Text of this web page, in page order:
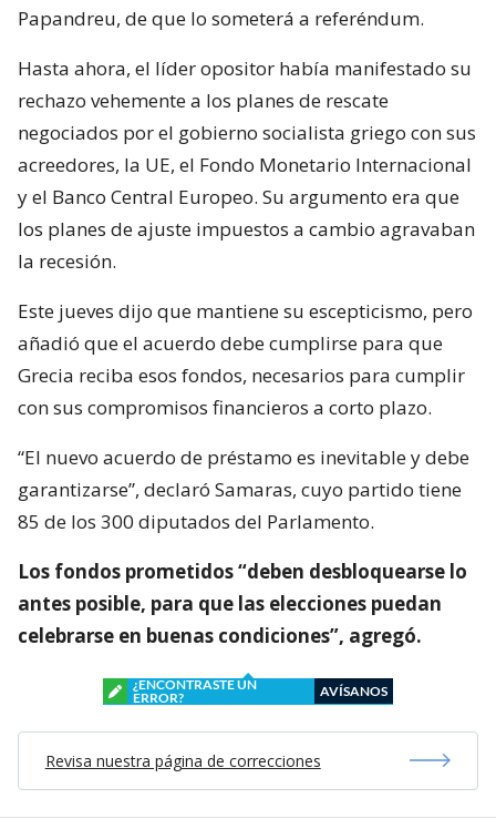
Papandreu, de que lo someterá a referéndum.
Hasta ahora, el líder opositor había manifestado su
rechazo vehemente a los planes de rescate
negociados por el gobierno socialista griego con sus
acreedores, la UE, el Fondo Monetario Internacional
y el Banco Central Europeo. Su argumento era que
los planes de ajuste impuestos a cambio agravaban
la recesión.
Este jueves dijo que mantiene su escepticismo, pero
añadió que el acuerdo debe cumplirse para que
Grecia reciba esos fondos, necesarios para cumplir
con sus compromisos financieros a corto plazo.
“El nuevo acuerdo de préstamo es inevitable y debe
garantizarse”, declaró Samaras, cuyo partido tiene
85 de los 300 diputados del Parlamento.
Los fondos prometidos “deben desbloquearse lo
antes posible, para que las elecciones puedan
celebrarse en buenas condiciones”, agregó.
¿ENCONTRASTE UN
ERROR?
AVÍSANOS
Revisa nuestra página de correcciones